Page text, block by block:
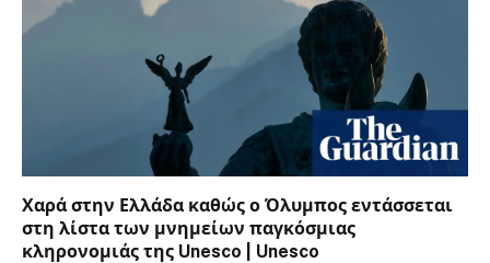
Χαρά στην Ελλάδα καθώς ο Όλυμπος εντάσσεται
στη λίστα των μνημείων παγκόσμιας
κληρονομιάς της Unesco | Unesco